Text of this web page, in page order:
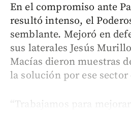
En el compromiso ante
resultó intenso, el
semblante. Mejoró en
sus laterales Jesús
Macías dieron muestras
la solución por ese sector
“Trabajamos para mejorar